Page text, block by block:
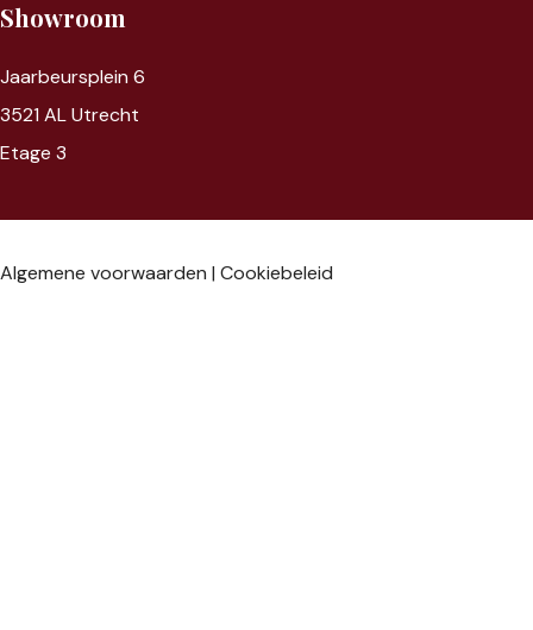
Showroom
Jaarbeursplein 6
3521 AL Utrecht
Etage 3
Algemene voorwaarden | Cookiebeleid